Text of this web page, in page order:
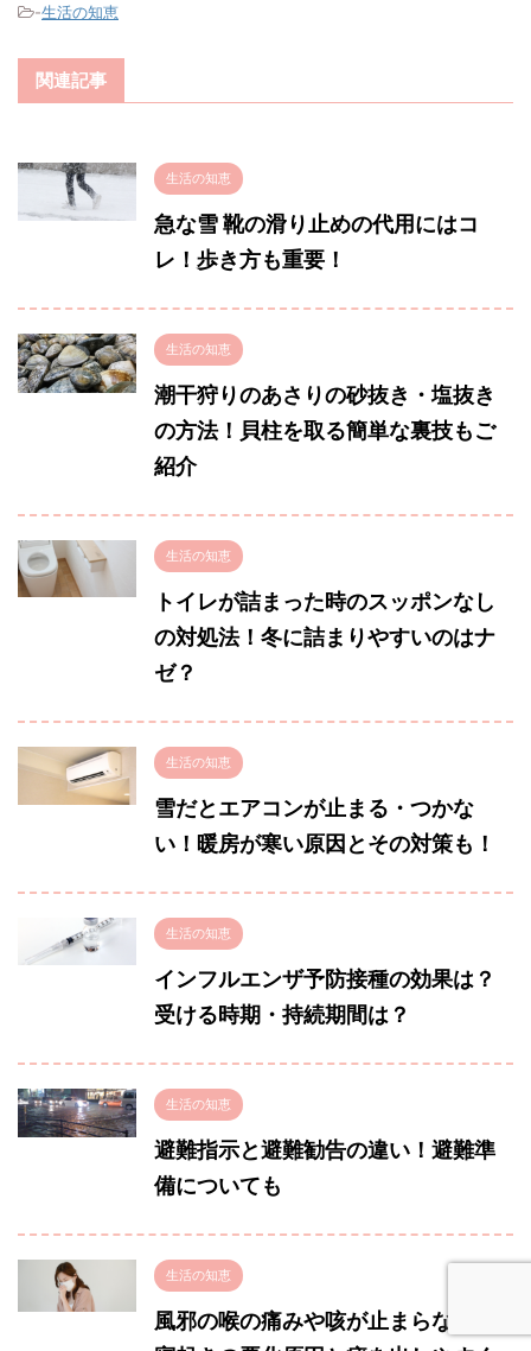
-生活の知恵
関連記事
生活の知恵
急な雪 靴の滑り止めの代用にはコ
レ！歩き方も重要！
生活の知恵
潮干狩りのあさりの砂抜き・塩抜き
の方法！貝柱を取る簡単な裏技もご
紹介
生活の知恵
トイレが詰まった時のスッポンなし
の対処法！冬に詰まりやすいのはナ
ゼ？
生活の知恵
雪だとエアコンが止まる・つかな
い！暖房が寒い原因とその対策も！
生活の知恵
インフルエンザ予防接種の効果は？
受ける時期・持続期間は？
生活の知恵
避難指示と避難勧告の違い！避難準
備についても
生活の知恵
風邪の喉の痛みや咳が止まらない！